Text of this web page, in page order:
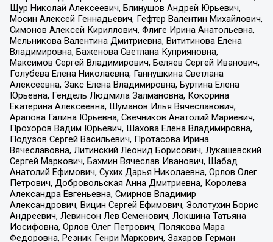
Щур Николай Алексеевич, Блинушов Андрей Юрьевич,
Мосин Алексей Геннадьевич, Гефтер Валентин Михайлович,
Симонов Алексей Кириллович, Флиге Ирина Анатольевна,
Мельникова Валентина Дмитриевна, Вититинова Елена
Владимировна, Баженова Светлана Куприяновна,
Максимов Сергей Владимирович, Беляев Сергей Иванович,
Голубева Елена Николаевна, Ганнушкина Светлана
Алексеевна, Закс Елена Владимировна, Буртина Елена
Юрьевна, Гендель Людмила Залмановна, Кокорина
Екатерина Алексеевна, Шуманов Илья Вячеславович,
Арапова Галина Юрьевна, Свечников Анатолий Мариевич,
Прохоров Вадим Юрьевич, Шахова Елена Владимировна,
Подузов Сергей Васильевич, Протасова Ирина
Вячеславовна, Литинский Леонид Борисович, Лукашевский
Сергей Маркович, Бахмин Вячеслав Иванович, Шабад
Анатолий Ефимович, Сухих Дарья Николаевна, Орлов Олег
Петрович, Добровольская Анна Дмитриевна, Королева
Александра Евгеньевна, Смирнов Владимир
Александрович, Вицин Сергей Ефимович, Золотухин Борис
Андреевич, Левинсон Лев Семенович, Локшина Татьяна
Иосифовна, Орлов Олег Петрович, Полякова Мара
Федоровна, Резник Генри Маркович, Захаров Герман